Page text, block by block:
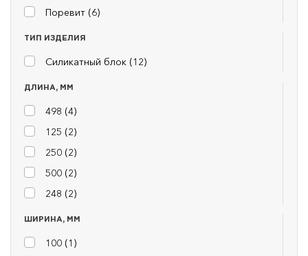
Поревит (6)
ТИП ИЗДЕЛИЯ
Силикатный блок (12)
ДЛИНА, ММ
498 (4)
125 (2)
250 (2)
500 (2)
248 (2)
ШИРИНА, ММ
100 (1 )